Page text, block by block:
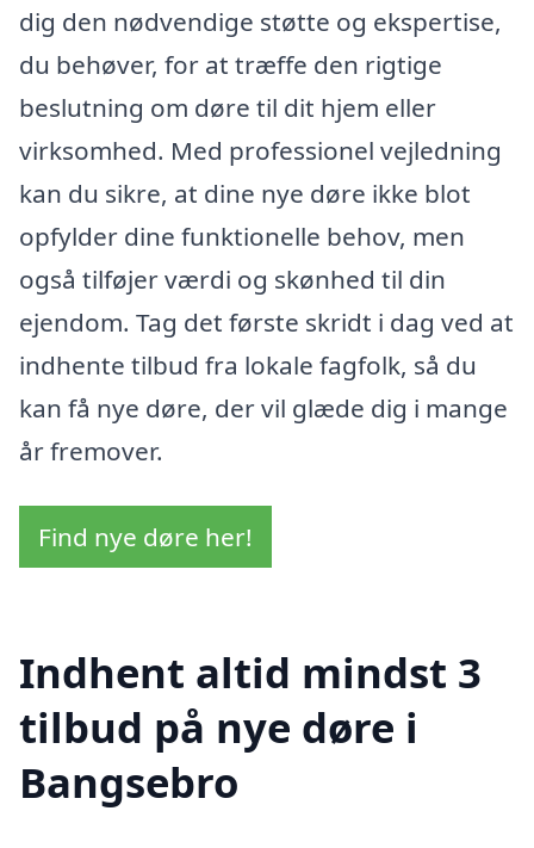
dig den nødvendige støtte og ekspertise,
du behøver, for at træffe den rigtige
beslutning om døre til dit hjem eller
virksomhed. Med professionel vejledning
kan du sikre, at dine nye døre ikke blot
opfylder dine funktionelle behov, men
også tilføjer værdi og skønhed til din
ejendom. Tag det første skridt i dag ved at
indhente tilbud fra lokale fagfolk, så du
kan få nye døre, der vil glæde dig i mange
år fremover.
Find nye døre her!
Indhent altid mindst 3
tilbud på nye døre i
Bangsebro